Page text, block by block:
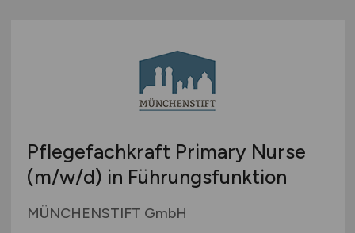
Pflegefachkraft Primary Nurse
(m/w/d) in Führungsfunktion
MÜNCHENSTIFT GmbH